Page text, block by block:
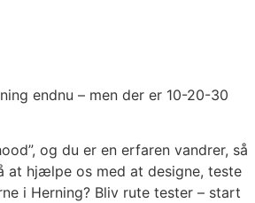
endnu – men der er 10-20-30
og du er en erfaren vandrer, så
at hjælpe os med at designe, teste
i Herning? Bliv rute tester – start